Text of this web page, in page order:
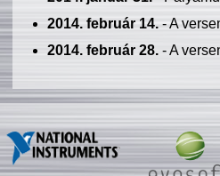
2014. február 14.- A
2014. február 28.- A